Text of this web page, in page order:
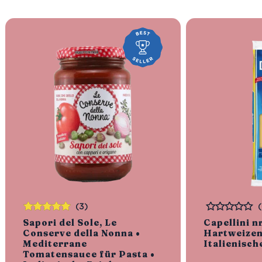
Sapori del Sole, Le
Conserve della Nonna •
Mediterrane
Tomatensauce für Pasta •
(3)
Bewertet
mit5.00von
5
Capellini
Bewertet